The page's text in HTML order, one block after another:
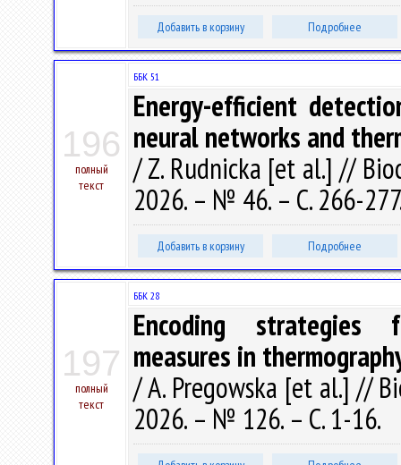
Добавить в корзину Подробнее
196
полный
текст
ББК 51
Energy-efficient
neural networks and
/ Z. Rudnicka [et al.] //
2026. – № 46. – С. 266-
Добавить в корзину Подробнее
197
полный
текст
ББК 28
Encoding strategies
measures in
/ A. Pregowska [et al.] //
2026. – № 126. – С. 1-16.